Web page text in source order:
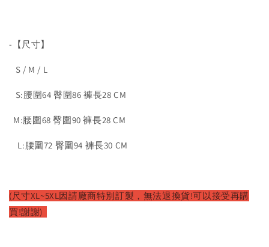
-【尺寸】
S / M / L
S:腰圍64 臀圍86 褲長28 CM
M:腰圍68 臀圍90 褲長28 CM
L:腰圍72 臀圍94 褲長30 CM
(尺寸XL~5XL因請廠商特別訂製，無法退換貨!可以接受再購
買!謝謝)